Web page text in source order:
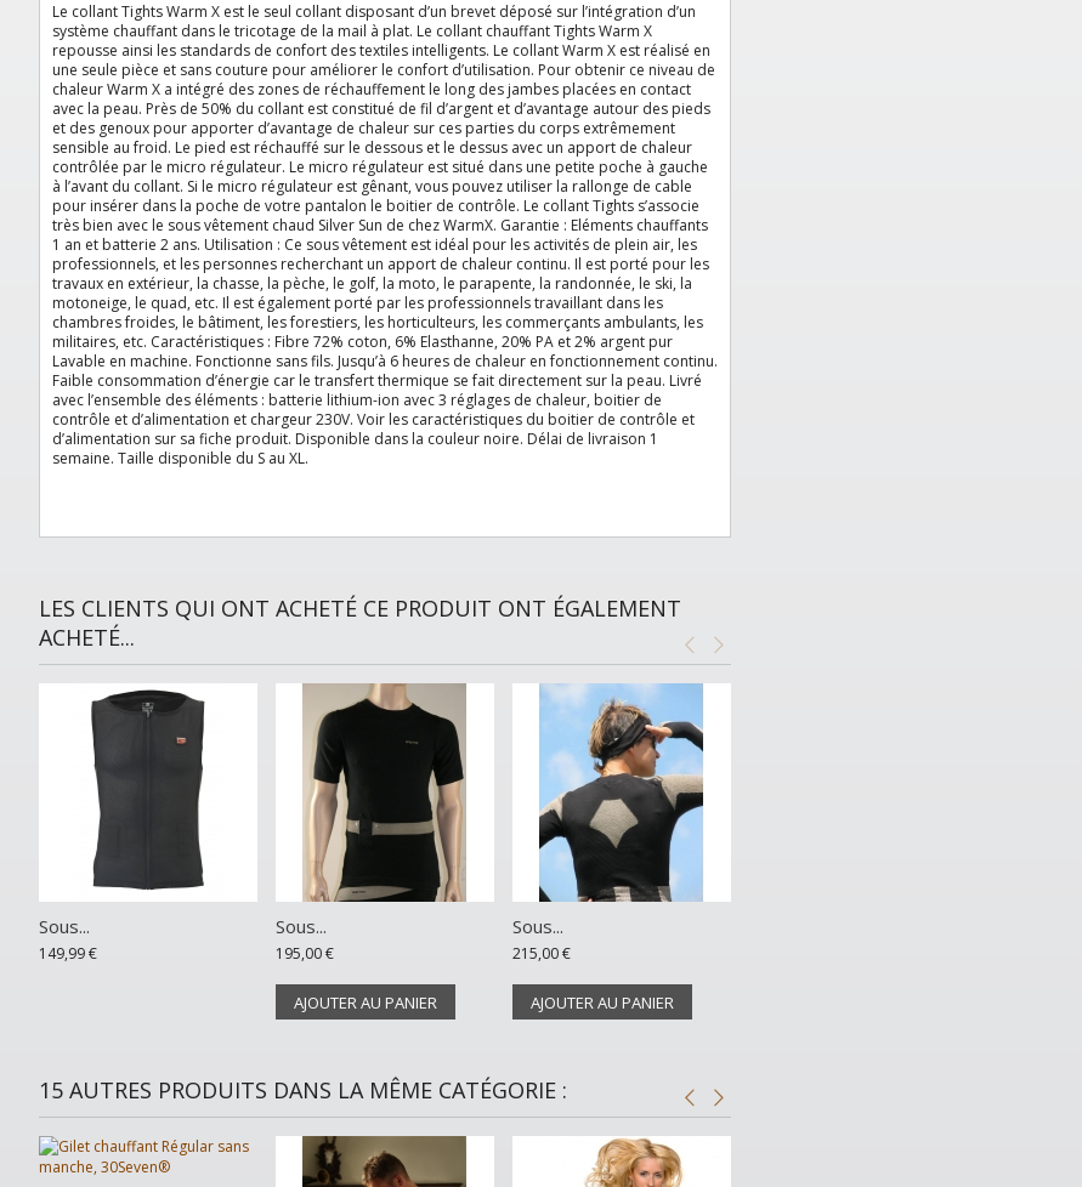
Le collant Tights Warm X est le seul collant disposant d’un brevet déposé sur l’intégration d’un
système chauffant dans le tricotage de la mail à plat. Le collant chauffant Tights Warm X
repousse ainsi les standards de confort des textiles intelligents. Le collant Warm X est réalisé en
une seule pièce et sans couture pour améliorer le confort d’utilisation. Pour obtenir ce niveau de
chaleur Warm X a intégré des zones de réchauffement le long des jambes placées en contact
avec la peau. Près de 50% du collant est constitué de fil d’argent et d’avantage autour des pieds
et des genoux pour apporter d’avantage de chaleur sur ces parties du corps extrêmement
sensible au froid. Le pied est réchauffé sur le dessous et le dessus avec un apport de chaleur
contrôlée par le micro régulateur. Le micro régulateur est situé dans une petite poche à gauche
à l’avant du collant. Si le micro régulateur est gênant, vous pouvez utiliser la rallonge de cable
pour insérer dans la poche de votre pantalon le boitier de contrôle. Le collant Tights s’associe
très bien avec le sous vêtement chaud Silver Sun de chez WarmX. Garantie : Eléments chauffants
1 an et batterie 2 ans. Utilisation : Ce sous vêtement est idéal pour les activités de plein air, les
professionnels, et les personnes recherchant un apport de chaleur continu. Il est porté pour les
travaux en extérieur, la chasse, la pèche, le golf, la moto, le parapente, la randonnée, le ski, la
motoneige, le quad, etc. Il est également porté par les professionnels travaillant dans les
chambres froides, le bâtiment, les forestiers, les horticulteurs, les commerçants ambulants, les
militaires, etc. Caractéristiques : Fibre 72% coton, 6% Elasthanne, 20% PA et 2% argent pur
Lavable en machine. Fonctionne sans fils. Jusqu’à 6 heures de chaleur en fonctionnement continu.
Faible consommation d’énergie car le transfert thermique se fait directement sur la peau. Livré
avec l’ensemble des éléments : batterie lithium-ion avec 3 réglages de chaleur, boitier de
contrôle et d’alimentation et chargeur 230V. Voir les caractéristiques du boitier de contrôle et
d’alimentation sur sa fiche produit. Disponible dans la couleur noire. Délai de livraison 1
semaine. Taille disponible du S au XL.
LES CLIENTS QUI ONT ACHETÉ CE PRODUIT ONT ÉGALEMENT
ACHETÉ...
Sous...
149,99 €
Sous...
195,00 €
AJOUTER AU PANIER
Sous...
215,00 €
AJOUTER AU PANIER
15 AUTRES PRODUITS DANS LA MÊME CATÉGORIE :